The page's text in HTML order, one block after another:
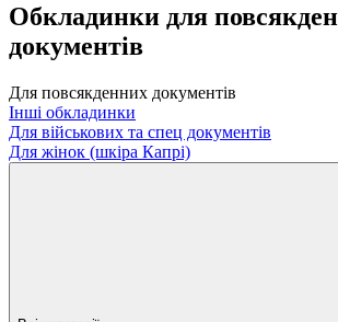
Обкладинки для
документів
Для повсякденних документів
Інші обкладинки
Для військових та спец документів
Для жінок (шкіра Капрі)